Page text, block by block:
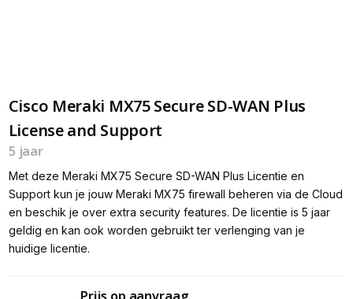
Cisco Meraki MX75 Secure SD-WAN Plus
License and Support
5 jaar
Met deze Meraki MX75 Secure SD-WAN Plus Licentie en
Support kun je jouw Meraki MX75 firewall beheren via de Cloud
en beschik je over extra security features. De licentie is 5 jaar
geldig en kan ook worden gebruikt ter verlenging van je
huidige licentie.